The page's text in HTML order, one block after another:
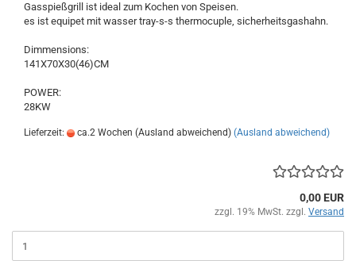
Gasspießgrill ist ideal zum Kochen von Speisen.
es ist equipet mit wasser tray-s-s thermocuple, sicherheitsgashahn.
Dimmensions:
141X70X30(46)CM
POWER:
28KW
Lieferzeit: ca.2 Wochen (Ausland abweichend) (Ausland abweichend)
0,00 EUR
zzgl. 19% MwSt. zzgl. Versand